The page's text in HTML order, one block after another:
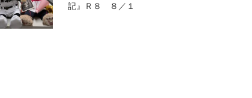
記』Ｒ８ ８／１